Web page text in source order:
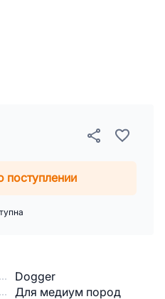
Dogger
Для медиум пород
поступлении